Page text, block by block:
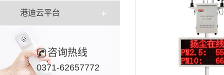
港迪云平台
咨询热线
0371-62657772